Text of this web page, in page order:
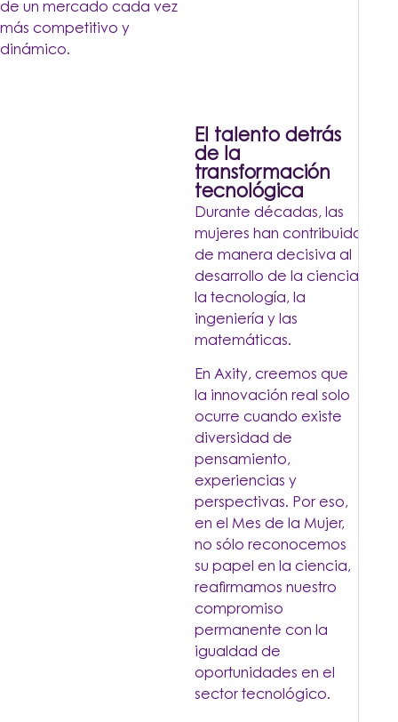
de un mercado cada vez
más competitivo y
dinámico.
El talento detrás
de la
transformación
tecnológica
Durante décadas, las
mujeres han contribuido
de manera decisiva al
desarrollo de la ciencia,
la tecnología, la
ingeniería y las
matemáticas.
En Axity, creemos que
la innovación real solo
ocurre cuando existe
diversidad de
pensamiento,
experiencias y
perspectivas. Por eso,
en el Mes de la Mujer,
no sólo reconocemos
su papel en la ciencia,
reafirmamos nuestro
compromiso
permanente con la
igualdad de
oportunidades en el
sector tecnológico.